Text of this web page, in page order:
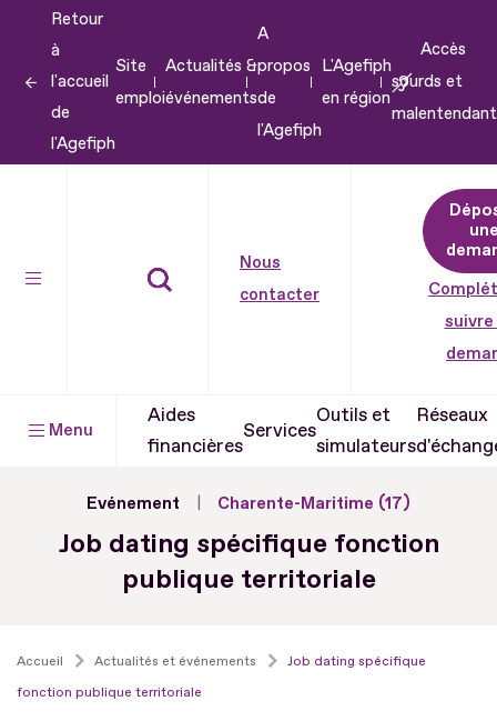
contenu
Retour
à
l'accueil
de
l'Agefiph
Site
emploi
Actualités &
événements
A
propos
de
l'Agefiph
L'Agefiph
en région
Accès
sourds et
Nous
contacter
suivre
Menu
Aides
financières
Services
Outils et
simulateurs
Réseaux
Evénement Charente-Maritime (17)
Job dating spécifique fonction
publique territoriale
Accueil Actualités et événements
Job dating spécifique
fonction publique territoriale